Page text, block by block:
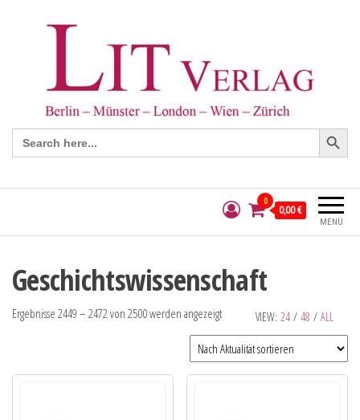
Search
for:
Search Button
MENÜ
0
0,00 €
Geschichtswissenschaft
VIEW: 24 / 48 / ALL
Ergebnisse 2449 – 2472 von 2500 werden angezeigt